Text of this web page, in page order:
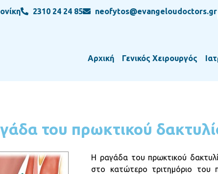
2310 24 24 85 neofytos@evangeloudoctors.gr
Αρχική Γενικός Χειρουργός
του πρωκτικού
Η ραγάδα του πρωκτικού
στο κατώτερο τριτημόριο του